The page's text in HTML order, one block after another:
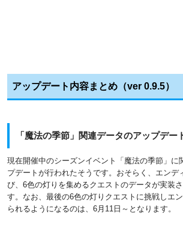
アップデート内容まとめ（ver 0.9.5）
「魔法の季節」関連データのアップデー
現在開催中のシーズンイベント「魔法の季節」に
プデートが行われたそうです。おそらく、エンデ
び、6色の灯りを集めるクエストのデータが実装
す。なお、最後の6色の灯りクエストに挑戦しエ
られるようになるのは、6月11日～となります。